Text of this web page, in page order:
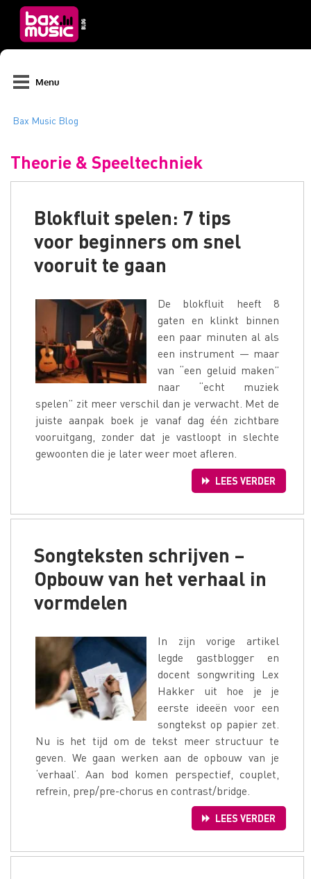
Menu
Theorie & Speeltechniek
Blokfluit spelen: 7 tips
voor beginners om snel
vooruit te gaan
De blokfluit heeft 8
gaten en klinkt binnen
een paar minuten al als
een instrument — maar
van “een geluid maken”
naar “echt muziek
spelen” zit meer verschil dan je verwacht. Met de
juiste aanpak boek je vanaf dag één zichtbare
vooruitgang, zonder dat je vastloopt in slechte
gewoonten die je later weer moet afleren.
LEES VERDER
Songteksten schrijven –
Opbouw van het verhaal in
vormdelen
In zijn vorige artikel
legde gastblogger en
docent songwriting Lex
Hakker uit hoe je je
eerste ideeën voor een
songtekst op papier zet.
Nu is het tijd om de tekst meer structuur te
geven. We gaan werken aan de opbouw van je
‘verhaal’. Aan bod komen perspectief, couplet,
refrein, prep/pre-chorus en contrast/bridge.
LEES VERDER